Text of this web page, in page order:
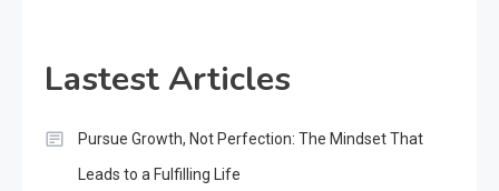
Lastest Articles
Pursue Growth, Not Perfection: The Mindset That
Leads to a Fulfilling Life